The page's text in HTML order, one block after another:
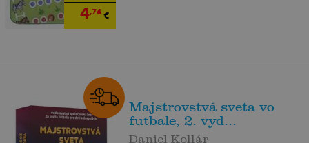
4,74€
Majstrovstvá sveta vo
futbale, 2. vyd...
Daniel Kollár